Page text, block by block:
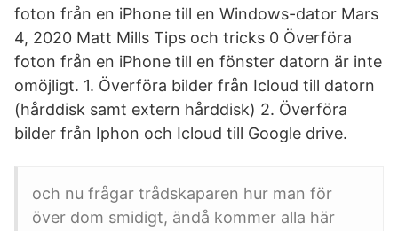
foton från en iPhone till en Windows-dator Mars
4, 2020 Matt Mills Tips och tricks 0 Överföra
foton från en iPhone till en fönster datorn är inte
omöjligt. 1. Överföra bilder från Icloud till datorn
(hårddisk samt extern hårddisk) 2. Överföra
bilder från Iphon och Icloud till Google drive.
och nu frågar trådskaparen hur man för
över dom smidigt, ändå kommer alla här